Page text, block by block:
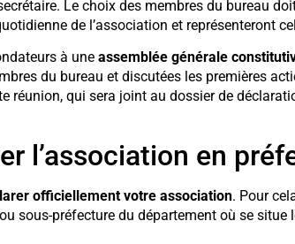
Le choix des membres du bureau
de l’association et représenteront
à une assemblée générale
du bureau et discutées les premières
réunion, qui sera joint au dossier de
l’association en
officiellement votre association. Pour
sous-préfecture du département où se situe